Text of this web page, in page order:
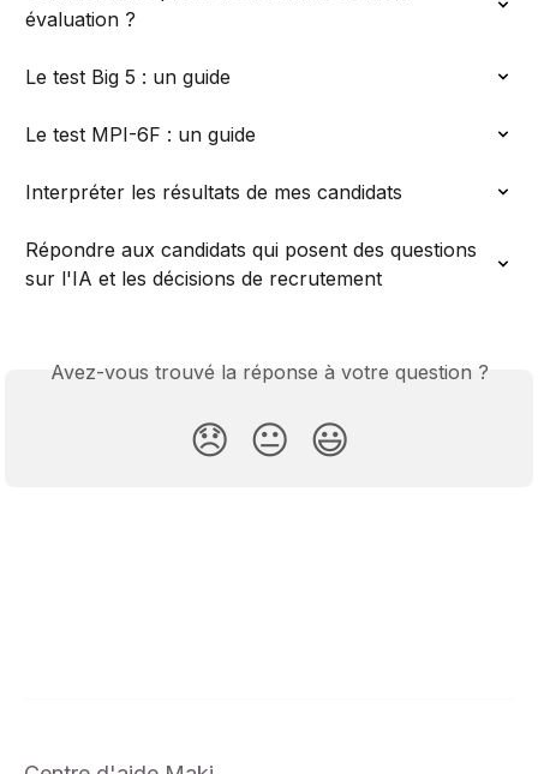
évaluation ?
Le test Big 5 : un guide
Le test MPI-6F : un guide
Interpréter les résultats de mes candidats
Répondre aux candidats qui posent des questions
sur l'IA et les décisions de recrutement
Avez-vous trouvé la réponse à votre question ?
😞 😐 😃